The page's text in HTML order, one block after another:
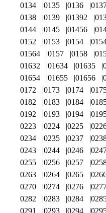
0134
0135 0136
0138
0139 01392
0144
0145 01456
0152
0153 0154
01564
0157 0158
01632
01634 01635
01654
01655 01656
0172
0173 0174
0182
0183 0184
0192
0193 0194
0223
0224 0225
0234
0235 0237
0243
0244 0246
0255
0256 0257
0263
0264 0265
0270
0274 0276
0282
0283 0284
0291
0293 0294